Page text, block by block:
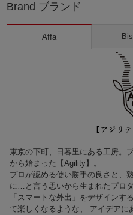
Brand ブランド
Affa
東京の下町、日暮里にある工房。
から始まった【Agility】。
プロが認める使い勝手の良さと、
に…と言う思いから生まれたプロ
「スマートな外出」をデザインす
て楽しくなるような、 アイデア